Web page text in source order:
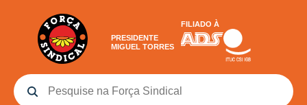
PRESIDENTE
MIGUEL TORRES
FILIADO À